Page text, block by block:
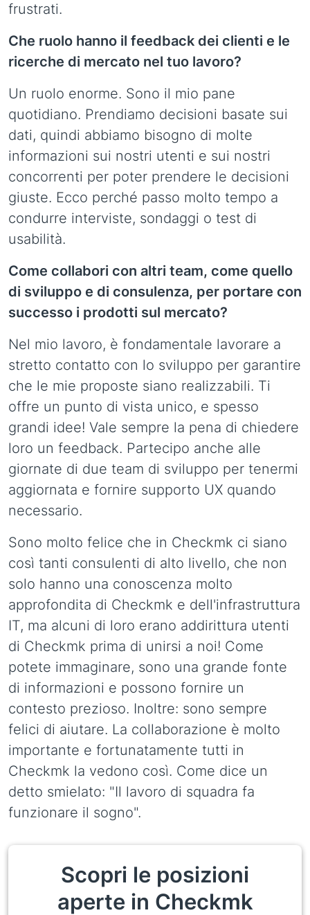
frustrati.
Che ruolo hanno il feedback dei clienti e le
ricerche di mercato nel tuo lavoro?
Un ruolo enorme. Sono il mio pane
quotidiano. Prendiamo decisioni basate sui
dati, quindi abbiamo bisogno di molte
informazioni sui nostri utenti e sui nostri
concorrenti per poter prendere le decisioni
giuste. Ecco perché passo molto tempo a
condurre interviste, sondaggi o test di
usabilità.
Come collabori con altri team, come quello
di sviluppo e di consulenza, per portare con
successo i prodotti sul mercato?
Nel mio lavoro, è fondamentale lavorare a
stretto contatto con lo sviluppo per garantire
che le mie proposte siano realizzabili. Ti
offre un punto di vista unico, e spesso
grandi idee! Vale sempre la pena di chiedere
loro un feedback. Partecipo anche alle
giornate di due team di sviluppo per tenermi
aggiornata e fornire supporto UX quando
necessario.
Sono molto felice che in Checkmk ci siano
così tanti consulenti di alto livello, che non
solo hanno una conoscenza molto
approfondita di Checkmk e dell'infrastruttura
IT, ma alcuni di loro erano addirittura utenti
di Checkmk prima di unirsi a noi! Come
potete immaginare, sono una grande fonte
di informazioni e possono fornire un
contesto prezioso. Inoltre: sono sempre
felici di aiutare. La collaborazione è molto
importante e fortunatamente tutti in
Checkmk la vedono così. Come dice un
detto smielato: "Il lavoro di squadra fa
funzionare il sogno".
Scopri le posizioni
aperte in Checkmk